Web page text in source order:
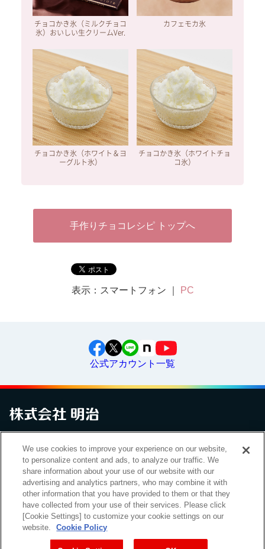
チョコかき氷（ミルクチョコ
氷）おいしい生クリームVer.
カフェモカ氷
チョコかき氷（ホワイト＆ヨ
ーグルト氷）
チョコかき氷（ホワイトチョ
コ氷）
手作りチョコレシピ トップへ
表示：スマートフォン ｜ PC
公式アカウント一覧
お問い合わせ サイトマップ 個人情報保護について
電子公告
アクセシビリティへの対応方針ご利用規約明治グループのDX
Cookie Settings
明治ホールディングス株式会社 （ EN ｜簡体 ）
Meiji Seika ファルマ株式会社
We use cookies to improve your experience on our website,
to personalize content and ads, to analyze our traffic. We
share information about your use of our website with our
advertising and analytics partners, who may combine it with
other information that you have provided to them or that they
have collected from your use of their services. Please click
[Cookie Settings] to customize your cookie settings on our
website.
Cookie Policy